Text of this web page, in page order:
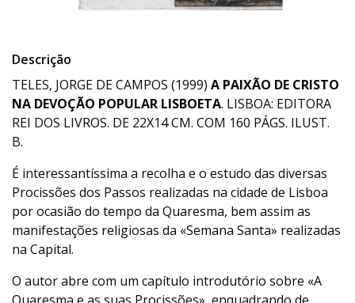
Descrição
TELES, JORGE DE CAMPOS (1999) A PAIXÃO DE CRISTO
NA DEVOÇÃO POPULAR LISBOETA. LISBOA: EDITORA
REI DOS LIVROS. DE 22X14 CM. COM 160 PÁGS. ILUST.
B.
É interessantíssima a recolha e o estudo das diversas
Procissões dos Passos realizadas na cidade de Lisboa
por ocasião do tempo da Quaresma, bem assim as
manifestações religiosas da «Semana Santa» realizadas
na Capital.
O autor abre com um capítulo introdutório sobre «A